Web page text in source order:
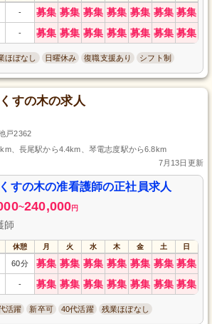
- 募集 募集 募集 募集 募集 募集 募集
- 募集 募集 募集 募集 募集 募集 募集
ほぼなし 日曜休み 復職支援あり シフト制
すの木の求人
戸2362
、長尾駅から4.4km、琴電志度駅から6.8km
7月13日更新
すの木の准看護師の正社員求人
~240,000円
師
休憩 月 火 水 木 金 土 日
60分 募集 募集 募集 募集 募集 募集 募集
- 募集 募集 募集 募集 募集 募集 募集
活躍 新卒可 40代活躍 残業ほぼなし